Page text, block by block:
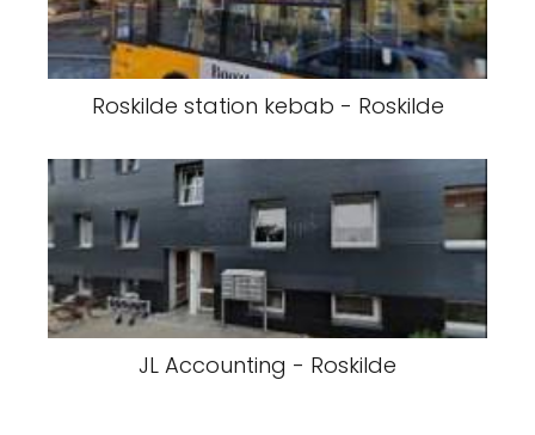
Roskilde station kebab - Roskilde
JL Accounting - Roskilde